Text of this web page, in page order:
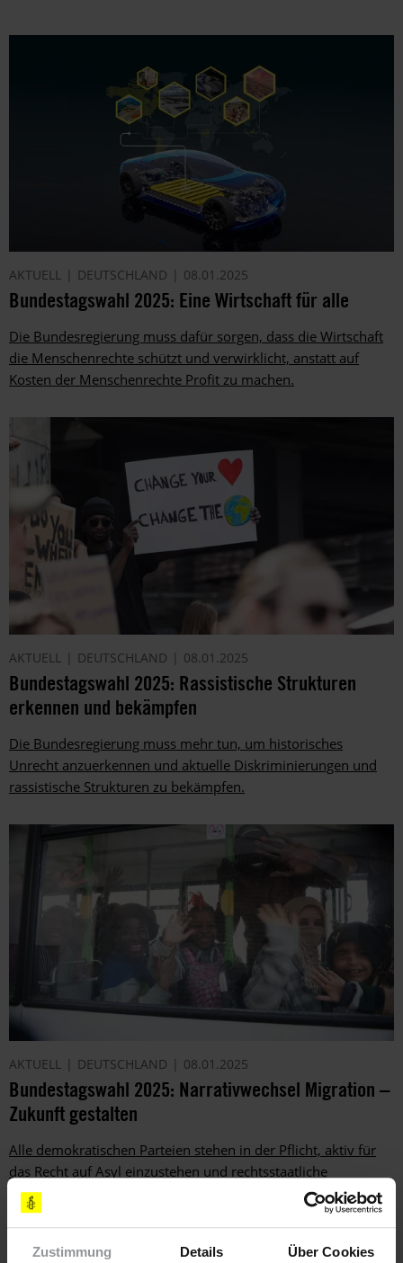
Zustimmung Details Über Cookies
AKTUELL DEUTSCHLAND 08.01.2025
Bundestagswahl 2025: Eine Wirtschaft für alle
Die Bundesregierung muss dafür sorgen, dass die Wirtschaft
die Menschenrechte schützt und verwirklicht, anstatt auf
Kosten der Menschenrechte Profit zu machen.
AKTUELL DEUTSCHLAND 08.01.2025
Bundestagswahl 2025: Rassistische Strukturen
erkennen und bekämpfen
Die Bundesregierung muss mehr tun, um historisches
Unrecht anzuerkennen und aktuelle Diskriminierungen und
rassistische Strukturen zu bekämpfen.
AKTUELL DEUTSCHLAND 08.01.2025
Bundestagswahl 2025: Narrativwechsel Migration –
Zukunft gestalten
Alle demokratischen Parteien stehen in der Pflicht, aktiv für
das Recht auf Asyl einzustehen und rechtsstaatliche
Grundsätze zu verteidigen.